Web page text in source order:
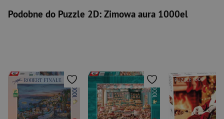
Podobne do Puzzle 2D: Zimowa aura 1000el